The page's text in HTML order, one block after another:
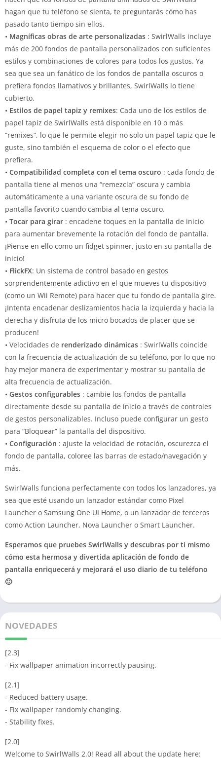
hagan que tu teléfono se sienta, te preguntarás cómo has
pasado tanto tiempo sin ellos.
• Magníficas obras de arte personalizadas : SwirlWalls incluye
más de 200 fondos de pantalla personalizados con suficientes
estilos y combinaciones de colores para todos los gustos. Ya
sea que sea un fanático de los fondos de pantalla oscuros o
prefiera fondos llamativos y brillantes, SwirlWalls lo tiene
cubierto.
• Estilos de papel tapiz y remixes: Cada uno de los estilos de
papel tapiz de SwirlWalls está disponible en 10 o más
“remixes”, lo que le permite elegir no solo un papel tapiz que le
guste, sino también el esquema de color o el efecto que
prefiera.
• Compatibilidad completa con el tema oscuro : cada fondo de
pantalla tiene al menos una “remezcla” oscura y cambia
automáticamente a una variante oscura de su fondo de
pantalla favorito cuando cambia al tema oscuro.
• Tocar para girar : encadene toques en la pantalla de inicio
para aumentar brevemente la rotación del fondo de pantalla.
¡Piense en ello como un fidget spinner, justo en su pantalla de
inicio!
• FlickFX: Un sistema de control basado en gestos
sorprendentemente adictivo en el que mueves tu dispositivo
(como un Wii Remote) para hacer que tu fondo de pantalla gire.
¡Intenta encadenar deslizamientos hacia la izquierda y hacia la
derecha y disfruta de los micro bocados de placer que se
producen!
• Velocidades de renderizado dinámicas : SwirlWalls coincide
con la frecuencia de actualización de su teléfono, por lo que no
hay mejor manera de experimentar y mostrar su pantalla de
alta frecuencia de actualización.
• Gestos configurables : cambie los fondos de pantalla
directamente desde su pantalla de inicio a través de controles
de gestos personalizables. Incluso puede configurar un gesto
para “Bloquear” la pantalla del dispositivo.
• Configuración : ajuste la velocidad de rotación, oscurezca el
fondo de pantalla, coloree las barras de estado/navegación y
más.
SwirlWalls funciona perfectamente con todos los lanzadores, ya
sea que esté usando un lanzador estándar como Pixel
Launcher o Samsung One UI Home, o un lanzador de terceros
como Action Launcher, Nova Launcher o Smart Launcher.
Esperamos que pruebes SwirlWalls y descubras por ti mismo
cómo esta hermosa y divertida aplicación de fondo de
pantalla enriquecerá y mejorará el uso diario de tu teléfono
🙂
NOVEDADES
[2.3]
- Fix wallpaper animation incorrectly pausing.
[2.1]
- Reduced battery usage.
- Fix wallpaper randomly changing.
- Stability fixes.
[2.0]
Welcome to SwirlWalls 2.0! Read all about the update here: